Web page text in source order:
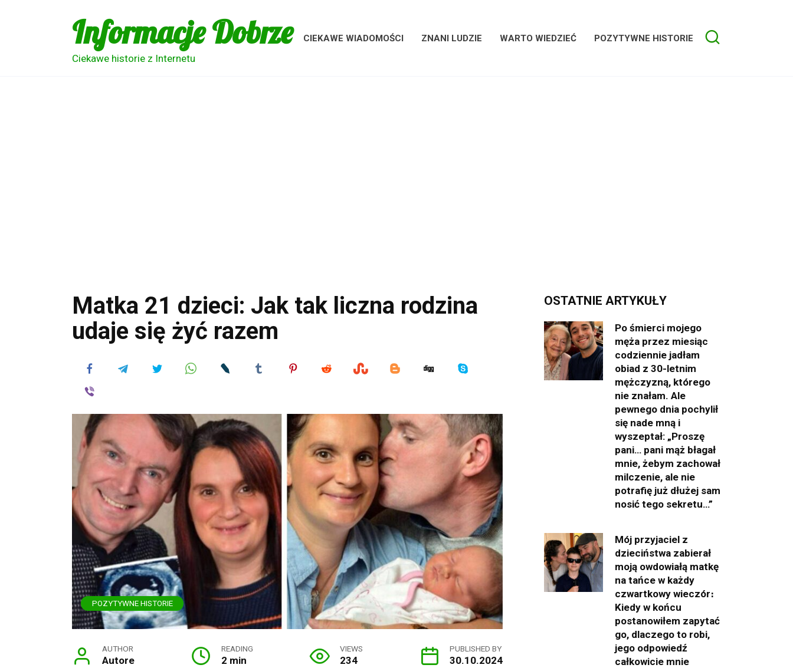
Informacje Dobrze
Ciekawe historie z Internetu
CIEKAWE WIADOMOŚCI ZNANI LUDZIE WARTO WIEDZIEĆ POZYTYWNE HISTORIE
Matka 21 dzieci: Jak tak liczna rodzina
udaje się żyć razem
POZYTYWNE HISTORIE
AUTHOR
Autore
READING
2 min
VIEWS
234
PUBLISHED BY
30.10.2024
OSTATNIE ARTYKUŁY
Po śmierci mojego
męża przez miesiąc
codziennie jadłam
obiad z 30-letnim
mężczyzną, którego
nie znałam. Ale
pewnego dnia pochylił
się nade mną i
wyszeptał: „Proszę
pani… pani mąż błagał
mnie, żebym zachował
milczenie, ale nie
potrafię już dłużej sam
nosić tego sekretu…”
Mój przyjaciel z
dzieciństwa zabierał
moją owdowiałą matkę
na tańce w każdy
czwartkowy wieczór։
Kiedy w końcu
postanowiłem zapytać
go, dlaczego to robi,
jego odpowiedź
całkowicie mnie